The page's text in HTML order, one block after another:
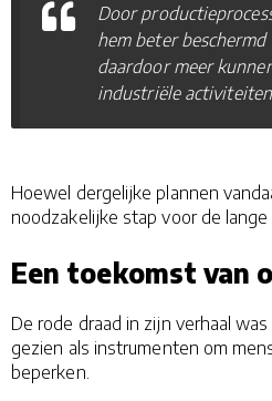
Door
hem beter
daardoor meer
industriële
Hoewel dergelijke plannen
noodzakelijke stap voor de
Een toekomst van
De rode draad in zijn verhaal
gezien als instrumenten om
beperken.